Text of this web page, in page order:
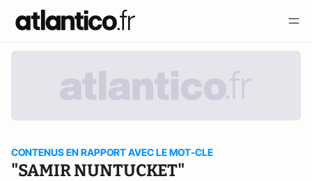
CONTENUS EN RAPPORT AVEC LE MOT-CLE
"SAMIR NUNTUCKET"